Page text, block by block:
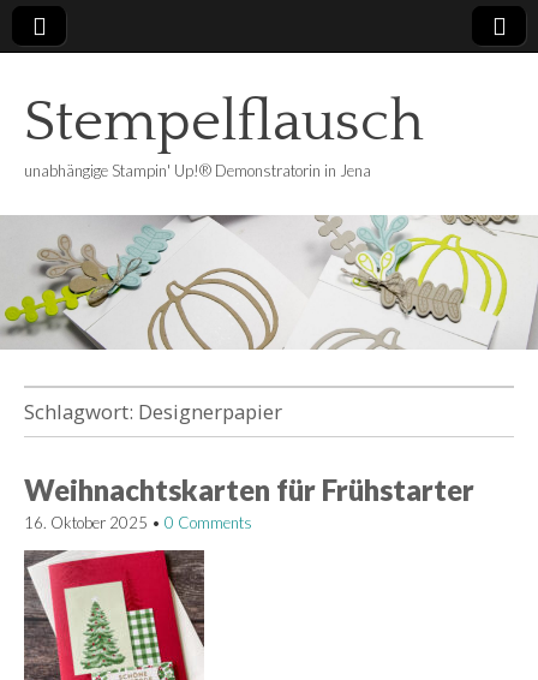
Stempelflausch
unabhängige Stampin' Up!® Demonstratorin in Jena
Schlagwort: Designerpapier
Weihnachtskarten für Frühstarter
16. Oktober 2025 • 0 Comments